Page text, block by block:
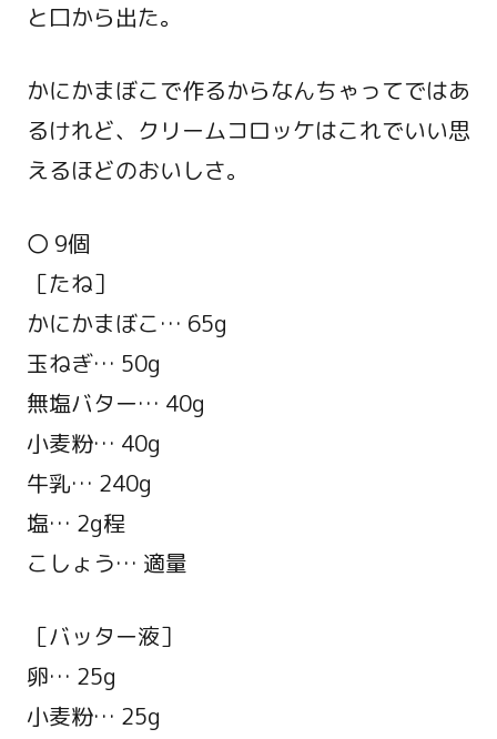
と口から出た。
かにかまぼこで作るからなんちゃってではあ
るけれど、クリームコロッケはこれでいい思
えるほどのおいしさ。
〇 9個
［たね］
かにかまぼこ… 65g
玉ねぎ… 50g
無塩バター… 40g
小麦粉… 40g
牛乳… 240g
塩… 2g程
こしょう… 適量
［バッター液］
卵… 25g
小麦粉… 25g